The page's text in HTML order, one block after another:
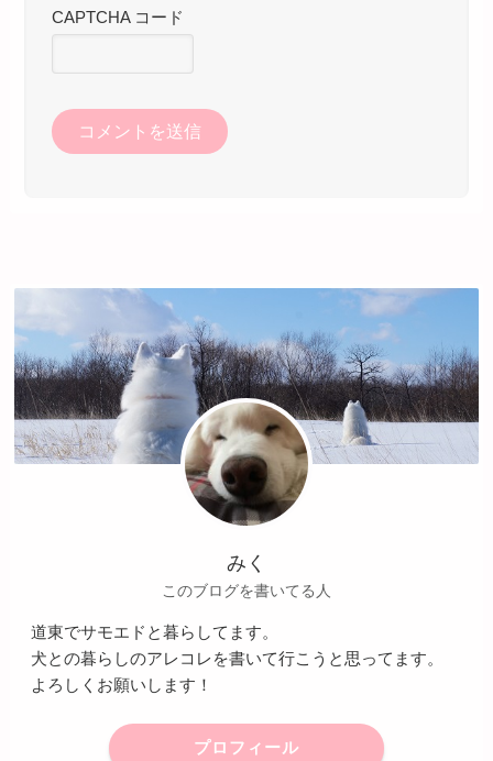
CAPTCHA コード
みく
このブログを書いてる人
道東でサモエドと暮らしてます。
犬との暮らしのアレコレを書いて行こうと思ってます。
よろしくお願いします！
プロフィール